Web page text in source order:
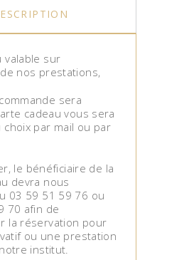
valable sur
nos prestations,
sera
cadeau vous sera
choix par mail ou par
le bénéficiaire de la
devra nous
03 59 51 59 76 ou
70 afin de
la réservation pour
ou une prestation
institut.